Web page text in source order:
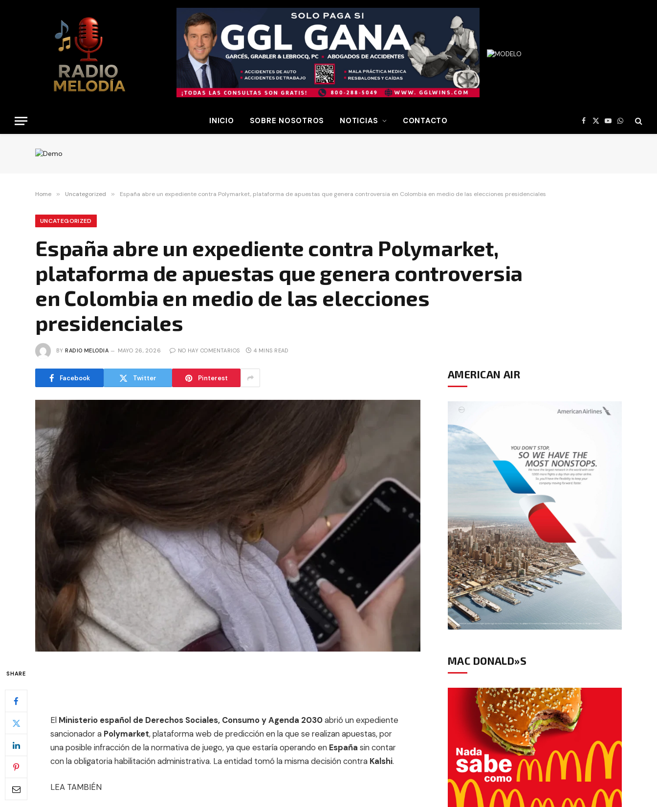
INICIO SOBRE NOSOTROS NOTICIAS CONTACTO Facebook
X
(Twitter)
YouTube
WhatsApp
Home » Uncategorized » España abre un expediente contra Polymarket, plataforma de apuestas que genera controversia en Colombia en medio de las elecciones presidenciales
UNCATEGORIZED
España abre un expediente contra Polymarket,
plataforma de apuestas que genera controversia
en Colombia en medio de las elecciones
presidenciales
BY RADIO MELODIA MAYO 26, 2026 NO HAY COMENTARIOS 4 MINS READ
Facebook Twitter Pinterest
SHARE
El Ministerio español de Derechos Sociales, Consumo y Agenda 2030abrió un expediente
sancionador a Polymarket, plataforma web de predicción en la que se realizan apuestas, por
una posible infracción de la normativa de juego, ya que estaría operando en España sin contar
con la obligatoria habilitación administrativa. La entidad tomó la misma decisión contra Kalshi.
LEA TAMBIÉN
AMERICAN AIR
MAC DONALD»S